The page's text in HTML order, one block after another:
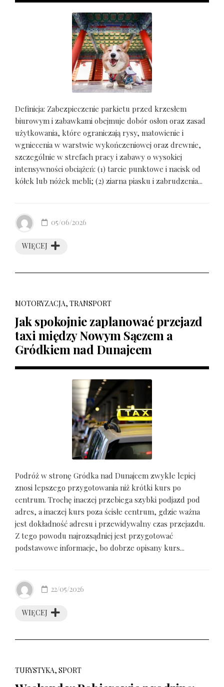
Definicja: Zabezpieczenie parkietu przed krzesłem
biurowym i zabawkami obejmuje dobór osłon oraz zasad
użytkowania, które ograniczają rysy, matowienie i
wgniecenia w warstwie wykończeniowej oraz drewnie,
szczególnie w strefach pracy i zabawy o wysokiej
intensywności obciążeń: (1) tarcie punktowe i nacisk od
kółek lub nóżek mebli; (2) ziarna piasku i zabrudzenia...
WIĘCEJ
05/06/2026
MOTORYZACJA, TRANSPORT
Jak spokojnie zaplanować przejazd
taxi między Nowym Sączem a
Gródkiem nad Dunajcem
Podróż w stronę Gródka nad Dunajcem zwykle lepiej
znosi lepszego przygotowania niż krótki kurs po
centrum. Trochę inaczej przebiega szybki podjazd pod
adres, a inaczej kurs poza ścisłe centrum, gdzie ważna
jest dokładność adresu i przewidywalny czas przejazdu.
Z tego powodu najrozsądniej jest przygotować
podstawowe informacje, bo dobrze opisany kurs...
WIĘCEJ
22/05/2026
TURYSTYKA, SPORT